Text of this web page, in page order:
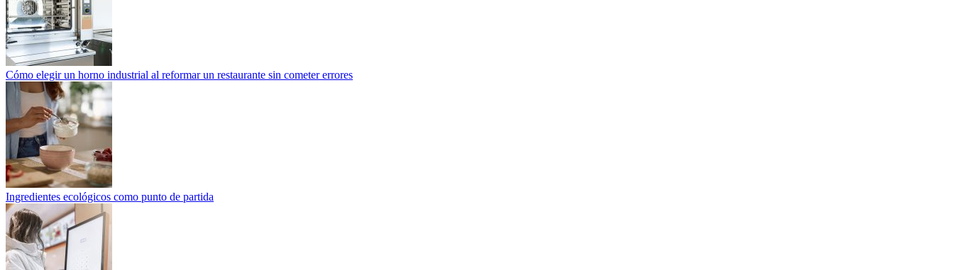
Cómo elegir un horno industrial al reformar un restaurante sin cometer errores
Ingredientes ecológicos como punto de partida